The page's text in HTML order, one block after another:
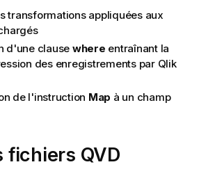
transformations appliquées aux
d'une clause where entraînant la
des enregistrements par Qlik
de l'instruction Map à un champ
fichiers QVD